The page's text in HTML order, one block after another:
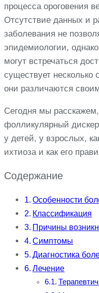
процесса ороговения
Отсутствие данных и
заболевания не
эпидемиологии,
могут встречаться
существует несколько
они различаются
Сегодня мы
фолликулярный
у детей, у взрослых,
ихтиоза и как его
Содержание
Особенности
Классификация
Причины
Симптомы
Диагностика
Лечение